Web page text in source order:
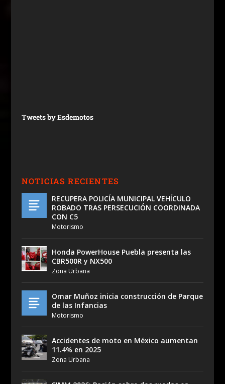
Tweets by Esdemotos
NOTICIAS RECIENTES
RECUPERA POLICÍA MUNICIPAL VEHÍCULO
ROBADO TRAS PERSECUCIÓN COORDINADA
CON C5
Motorismo
Honda PowerHouse Puebla presenta las
CBR500R y NX500
Zona Urbana
Omar Muñoz inicia construcción de Parque
de las Infancias
Motorismo
Accidentes de moto en México aumentan
11.4% en 2025
Zona Urbana